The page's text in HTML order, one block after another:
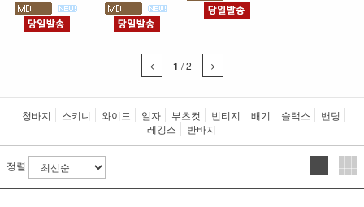
1 /2
청바지 스키니 와이드 일자 부츠컷 빈티지 배기 슬랙스
밴딩
레깅스
반바지
정렬